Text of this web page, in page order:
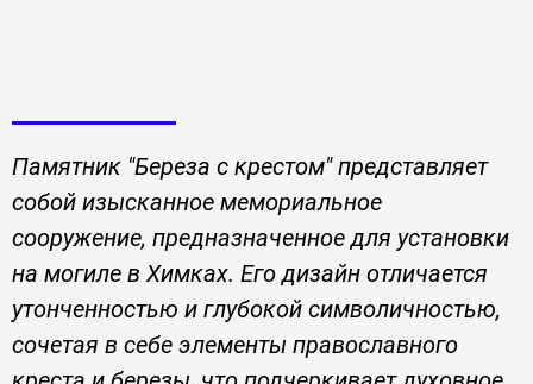
Памятник "Береза с крестом" представляет
собой изысканное мемориальное
сооружение, предназначенное для установки
на могиле в Химках. Его дизайн отличается
утонченностью и глубокой символичностью,
сочетая в себе элементы православного